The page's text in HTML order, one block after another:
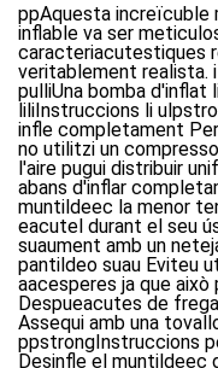
ppAquesta increïcuble
inflable va ser
caracteriacutestiques
veritablement realista.
pulliUna bomba d'inflat
liliInstruccions li
infle completament
no utilitzi un
l'aire pugui distribuir
abans d'inflar
muntildeec la menor
eacutel durant el seu
suaument amb un
pantildeo suau Eviteu
aacesperes ja que
Despueacutes de
Assequi amb una
ppstrongInstruccions
Desinfle el muntildeec